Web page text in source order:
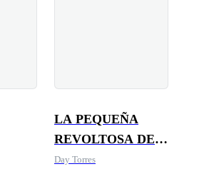
LA PEQUEÑA
REVOLTOSA DEL
CEO
Day Torres